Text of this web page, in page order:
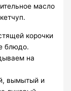
масло
корочки
блюдо.
на
вымытый и